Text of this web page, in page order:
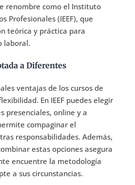
renombre como el Instituto
Profesionales (IEEF), que
teórica y práctica para
laboral.
a Diferentes
ventajas de los cursos de
En IEEF puedes elegir
presenciales, online y a
compaginar el
responsabilidades. Además,
estas opciones asegura
encuentre la metodología
a sus circunstancias.